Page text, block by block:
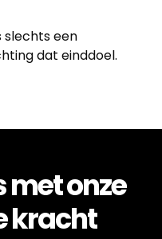
slechts een
dat einddoel.
onze
kracht